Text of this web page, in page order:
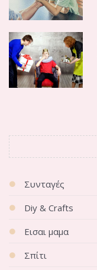
Συνταγές
Diy & Crafts
Εισαι μαμα
Σπίτι